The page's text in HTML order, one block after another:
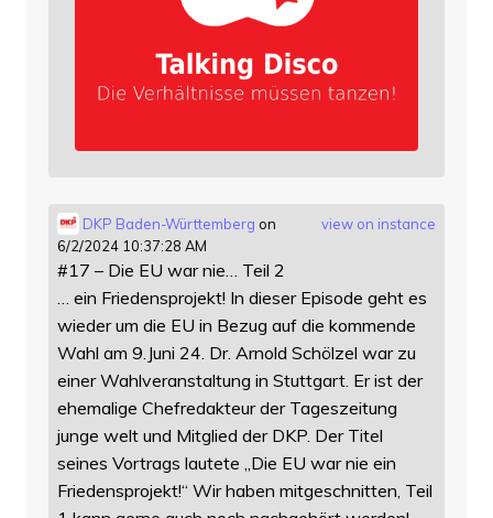
view on instance
DKP Baden-Württemberg on
6/2/2024 10:37:28 AM
#17 – Die EU war nie… Teil 2
… ein Friedensprojekt! In dieser Episode geht es
wieder um die EU in Bezug auf die kommende
Wahl am 9.Juni 24. Dr. Arnold Schölzel war zu
einer Wahlveranstaltung in Stuttgart. Er ist der
ehemalige Chefredakteur der Tageszeitung
junge welt und Mitglied der DKP. Der Titel
seines Vortrags lautete „Die EU war nie ein
Friedensprojekt!“ Wir haben mitgeschnitten, Teil